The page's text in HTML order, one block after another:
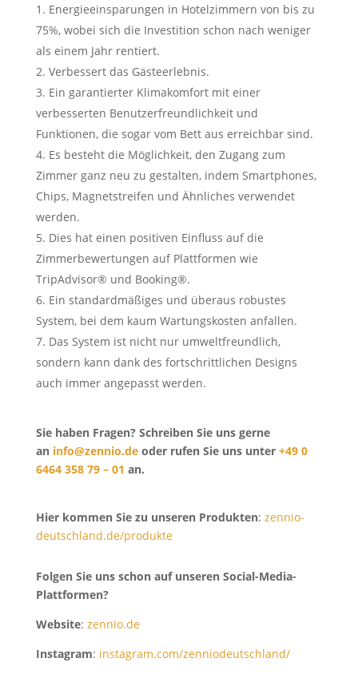
Energieeinsparungen in Hotelzimmern von bis zu
75%, wobei sich die Investition schon nach weniger
als einem Jahr rentiert.
Verbessert das Gästeerlebnis.
Ein garantierter Klimakomfort mit einer
verbesserten Benutzerfreundlichkeit und
Funktionen, die sogar vom Bett aus erreichbar sind.
Es besteht die Möglichkeit, den Zugang zum
Zimmer ganz neu zu gestalten, indem Smartphones,
Chips, Magnetstreifen und Ähnliches verwendet
werden.
Dies hat einen positiven Einfluss auf die
Zimmerbewertungen auf Plattformen wie
TripAdvisor® und Booking®.
Ein standardmäßiges und überaus robustes
System, bei dem kaum Wartungskosten anfallen.
Das System ist nicht nur umweltfreundlich,
sondern kann dank des fortschrittlichen Designs
auch immer angepasst werden.
Sie haben Fragen? Schreiben Sie uns gerne
an info@zennio.deoder rufen Sie uns unter +49 0
6464 358 79 – 01 an.
Hier kommen Sie zu unseren Produkten: zennio-
deutschland.de/produkte
Folgen Sie uns schon auf unseren Social-Media-
Plattformen?
Website: zennio.de
Instagram: instagram.com/zenniodeutschland/